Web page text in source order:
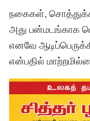
நகைகள்,
அது பன்மடங்காக
எனவே
என்பதில்